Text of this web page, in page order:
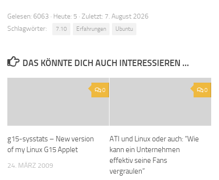
Gelesen: 6063 · Heute: 5 · Zuletzt: 7. August 2026
Schlagwörter:
7.10 Erfahrungen Ubuntu
DAS KÖNNTE DICH AUCH INTERESSIEREN …
0
g15-sysstats – New version
of my Linux G15 Applet
24. MÄRZ 2009
0
ATI und Linux oder auch: “Wie
kann ein Unternehmen
effektiv seine Fans
vergraulen”